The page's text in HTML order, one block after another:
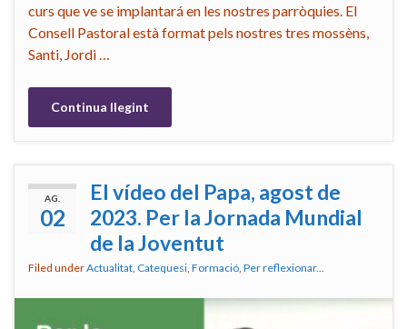
curs que ve se implantará en les nostres parròquies. El
Consell Pastoral està format pels nostres tres mossèns,
Santi, Jordi …
Continua llegint
AG.
02
El vídeo del Papa, agost de
2023. Per la Jornada Mundial
de la Joventut
Filed underActualitat Catequesi Formació Per reflexionar...